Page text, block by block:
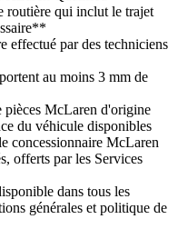
routière qui inclut le trajet
effectué par des techniciens
au moins 3 mm de
pièces McLaren d'origine
du véhicule disponibles
concessionnaire McLaren
offerts par les Services
dans tous les
générales et politique de